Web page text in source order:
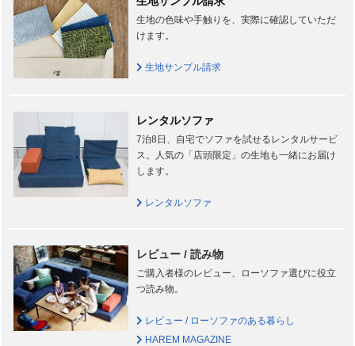
生地の色味や手触りを、実際に確認していただ
けます。
生地サンプル請求
レンタルソファ
7泊8日、自宅でソファを試せるレンタルサービ
ス。人気の「店頭限定」の生地も一緒にお届け
します。
レンタルソファ
レビュー / 読み物
ご購入者様のレビュー、ローソファ選びに役立
つ読み物。
レビュー / ローソファのある暮らし
HAREM MAGAZINE